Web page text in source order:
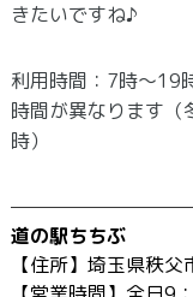
きたいですね♪
利用時間：7時～19
時間が異なります（
時）
道の駅ちちぶ
【住所】埼玉県秩